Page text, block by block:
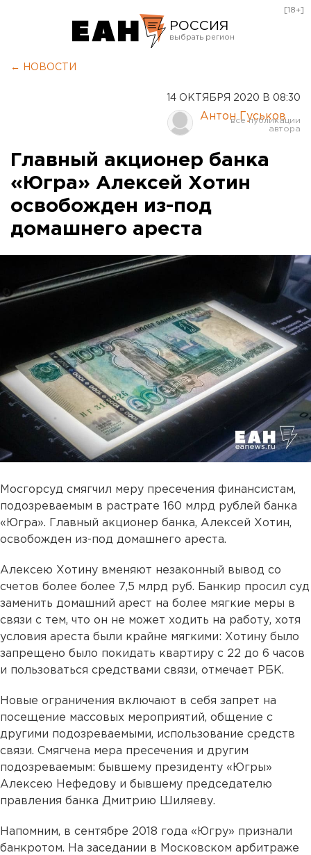
РОССИЯ
Курган
Оренбург
[18+]
← НОВОСТИ
14 ОКТЯБРЯ 2020 В 08:30
Антон Гуськов
Главный акционер банка
«Югра» Алексей Хотин
освобожден из-под
домашнего ареста
Мосгорсуд смягчил меру пресечения финансистам,
подозреваемым в растрате 160 млрд рублей банка
«Югра». Главный акционер банка, Алексей Хотин,
освобожден из-под домашнего ареста.
Алексею Хотину вменяют незаконный вывод со
счетов более более 7,5 млрд руб. Банкир просил суд
заменить домашний арест на более мягкие меры в
связи с тем, что он не может ходить на работу, хотя
условия ареста были крайне мягкими: Хотину было
запрещено было покидать квартиру с 22 до 6 часов
и пользоваться средствами связи, отмечает РБК.
Новые ограничения включают в себя запрет на
посещение массовых мероприятий, общение с
другими подозреваемыми, использование средств
связи. Смягчена мера пресечения и другим
подозреваемым: бывшему президенту «Югры»
Алексею Нефедову и бывшему председателю
правления банка Дмитрию Шиляеву.
Напомним, в сентябре 2018 года «Югру» признали
банкротом. На заседании в Московском арбитраже